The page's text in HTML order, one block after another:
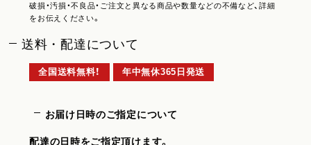
破損・汚損・不良品・ご注文と異なる商品や数量などの不備など、詳細
をお伝えください。
送料・配達について
全国送料無料！ 年中無休365日発送
お届け日時のご指定について
配達の日時をご指定頂けます。